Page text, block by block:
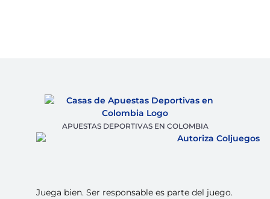
APUESTAS DEPORTIVAS EN COLOMBIA
Juega bien. Ser responsable es parte del juego.